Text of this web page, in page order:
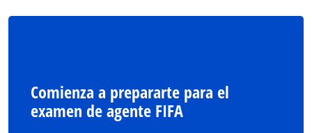
Comienza a prepararte para el
examen de agente FIFA